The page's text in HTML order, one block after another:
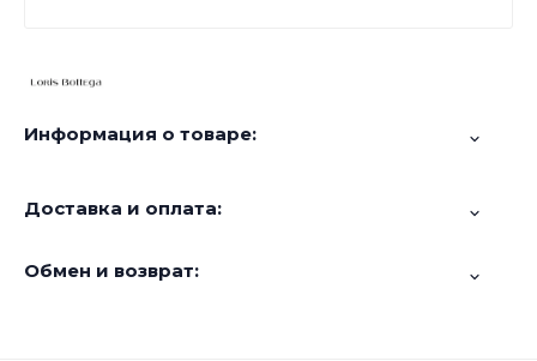
Информация о товаре:
Доставка и оплата:
Обмен и возврат: